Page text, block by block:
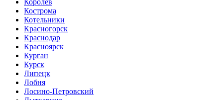
Королев
Кострома
Котельники
Красногорск
Краснодар
Красноярск
Курган
Курск
Липецк
Лобня
Лосино-Петровский